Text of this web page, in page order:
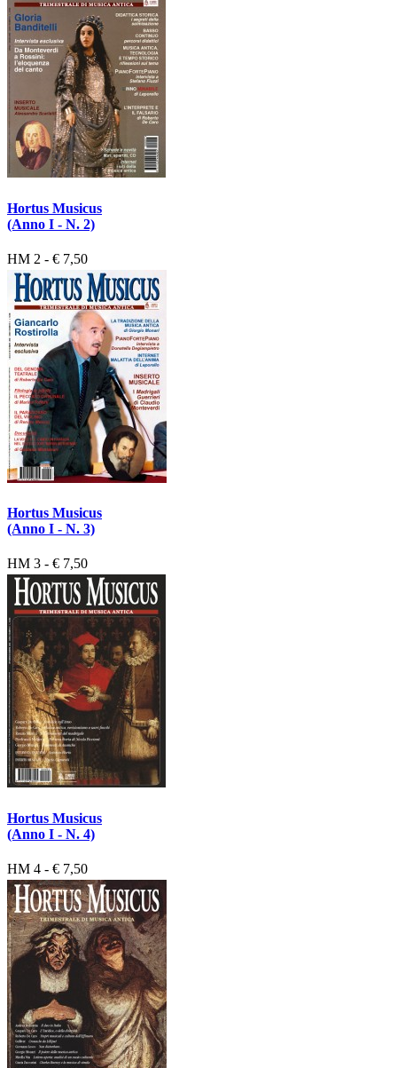
Hortus Musicus
(Anno I - N. 2)
HM 2 - € 7,50
Hortus Musicus
(Anno I - N. 3)
HM 3 - € 7,50
Hortus Musicus
(Anno I - N. 4)
HM 4 - € 7,50